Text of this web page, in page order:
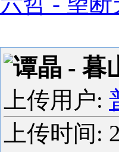
谭晶 - 暮
上传用户:
上传时间: